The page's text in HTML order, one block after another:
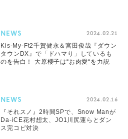
NEWS 2024.02.21
Kis-My-Ft2千賀健永＆宮田俊哉『ダウン
タウンDX』で「ドハマり」しているも
のを告白！ 大原櫻子は“お肉愛“を力説
NEWS 2024.02.16
『それスノ』2時間SPで、Snow Manが
Da-iCE花村想太、JO1川尻蓮らとダン
ス完コピ対決